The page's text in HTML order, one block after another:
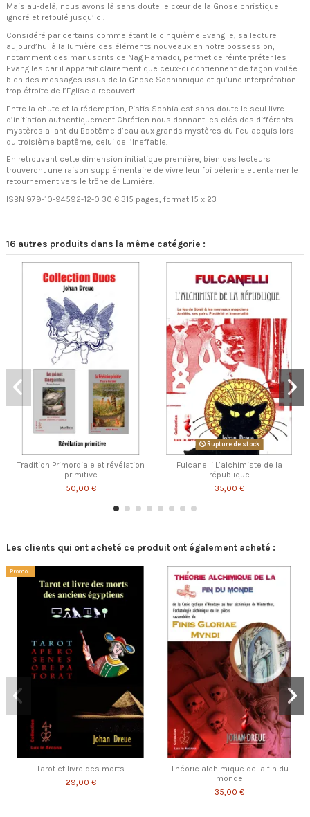
Mais au-delà, nous avons là sans doute le cœur de la Gnose christique
ignoré et refoulé jusqu’ici.
Considéré par certains comme étant le cinquième Evangile, sa lecture
aujourd’hui à la lumière des éléments nouveaux en notre possession,
notamment des manuscrits de Nag Hamaddi, permet de réinterpréter les
Evangiles car il apparait clairement que ceux-ci contiennent de façon voilée
bien des messages issus de la Gnose Sophianique et qu’une interprétation
trop étroite de l’Eglise a recouvert.
Entre la chute et la rédemption, Pistis Sophia est sans doute le seul livre
d’initiation authentiquement Chrétien nous donnant les clés des différents
mystères allant du Baptême d’eau aux grands mystères du Feu acquis lors
du troisième baptême, celui de l’Ineffable.
En retrouvant cette dimension initiatique première, bien des lecteurs
trouveront une raison supplémentaire de vivre leur foi pélerine et entamer le
retournement vers le trône de Lumière.
ISBN 979-10-94592-12-0 30 € 315 pages, format 15 x 23
16 autres produits dans la même catégorie :
Tradition Primordiale et révélation
primitive
50,00 €
Rupture de stock
Fulcanelli L’alchimiste de la
république
35,00 €
Les clients qui ont acheté ce produit ont également acheté :
Promo !
Tarot et livre des morts
29,00 €
Théorie alchimique de la fin du
monde
35,00 €